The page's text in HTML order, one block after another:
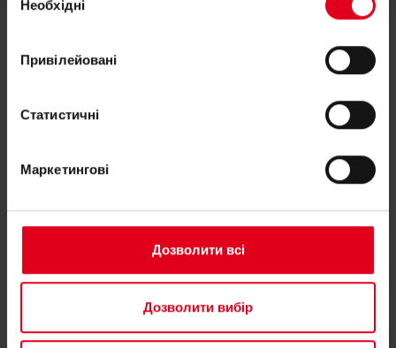
згоди
Необхідні
Привілейовані
Статистичні
Маркетингові
Дозволити всі
Дозволити вибір
Вам потрібна допомога з P145XC?
будь-якого продукту, будь ласка, зв'яжіться з
Знайдіть свого консультанта Giacomini